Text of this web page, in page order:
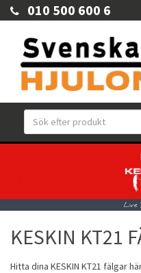
010 500 600 6
KESKIN KT21
Hitta dina KESKIN KT21 fälgar